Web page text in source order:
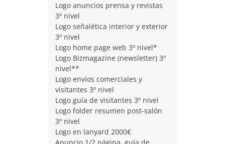
Logo anuncios prensa y revistas
3º nivel
Logo señalética interior y exterior
3º nivel
Logo home page web 3º nivel*
Logo Bizmagazine (newsletter) 3º
nivel**
Logo envíos comerciales y
visitantes 3º nivel
Logo guía de visitantes 3º nivel
Logo folder resumen post-salón
3º nivel
Logo en lanyard 2000€